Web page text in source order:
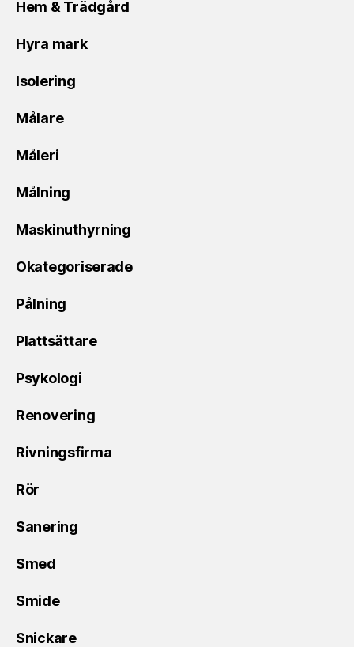
Hem & Trädgård
Hyra mark
Isolering
Målare
Måleri
Målning
Maskinuthyrning
Okategoriserade
Pålning
Plattsättare
Psykologi
Renovering
Rivningsfirma
Rör
Sanering
Smed
Smide
Snickare